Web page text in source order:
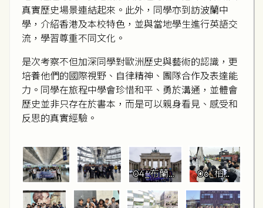
真實歷史場景連結起來。此外，同學亦到訪波蘭中
學，介紹香港及本校特色，並與當地學生進行英語交
流，學習尊重不同文化。
是次考察不但加深同學對歐洲歷史與藝術的認識，更
培養他們的國際視野、自律精神、團隊合作及表達能
力。同學在旅程中學會珍惜和平、勇於溝通，並體會
歷史並非只存在於書本，而是可以親身看見、感受和
反思的真實經驗。
04_布蘭登
堡門前大
合照
06_柏林
圍牆導賞
學習